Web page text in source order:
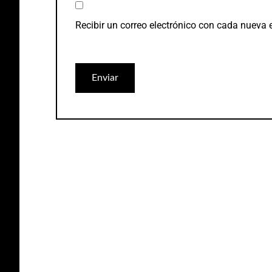
Recibir un correo electrónico con cada nueva